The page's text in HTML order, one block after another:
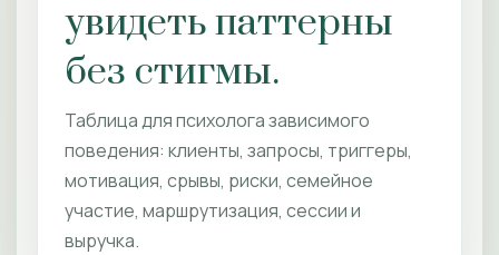
увидеть паттерны
без стигмы.
Таблица для психолога зависимого
поведения: клиенты, запросы, триггеры,
мотивация, срывы, риски, семейное
участие, маршрутизация, сессии и
выручка.